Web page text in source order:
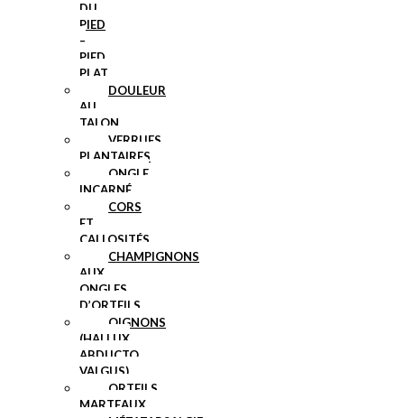
DU
PIED
–
PIED
PLAT
DOULEUR
AU
TALON
VERRUES
PLANTAIRES
ONGLE
INCARNÉ
CORS
ET
CALLOSITÉS
CHAMPIGNONS
AUX
ONGLES
D’ORTEILS
OIGNONS
(HALLUX
ABDUCTO
VALGUS)
ORTEILS
MARTEAUX